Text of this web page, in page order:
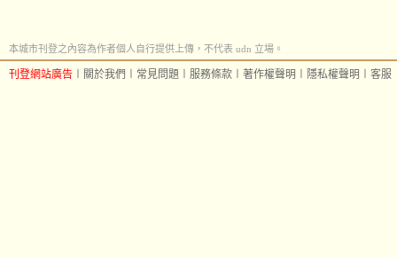
本城市刊登之內容為作者個人自行提供上傳，不代表 udn 立場。
刊登網站廣告 關於我們 常見問題 服務條款 著作權聲明 隱私權聲明 客服